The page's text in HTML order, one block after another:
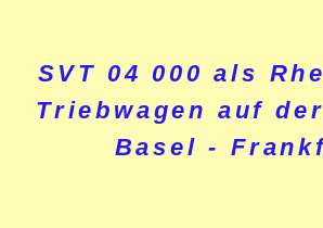
SVT 04 000 als
Triebwagen auf
Basel -